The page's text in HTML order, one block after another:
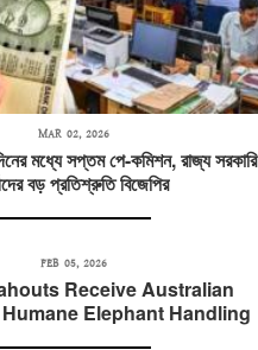
MAR 02, 2026
মধ্যে সপ্তম পে-কমিশন, রাজ্য সরকারি
বড় প্রতিশ্রুতি বিজেপির
FEB 05, 2026
Receive Australian
Elephant Handling